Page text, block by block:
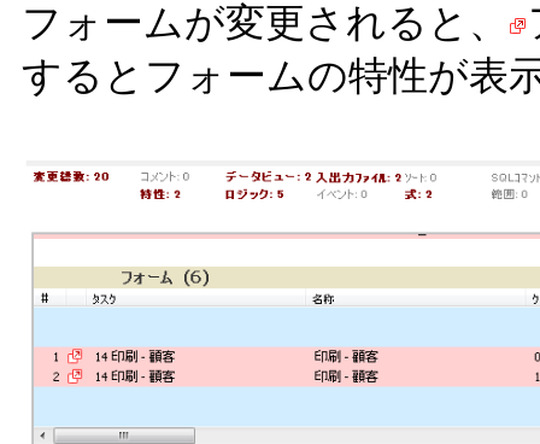
フォームが変更されると、
するとフォームの特性が表